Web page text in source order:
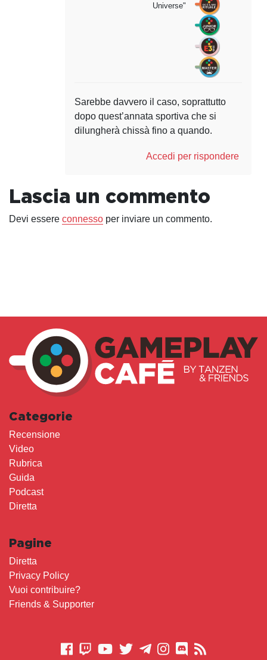
Universe"
Sarebbe davvero il caso, soprattutto
dopo quest’annata sportiva che si
dilungherà chissà fino a quando.
Accedi per rispondere
Lascia un commento
Devi essere connesso per inviare un commento.
Categorie
Recensione
Video
Rubrica
Guida
Podcast
Diretta
Pagine
Diretta
Privacy Policy
Vuoi contribuire?
Friends & Supporter